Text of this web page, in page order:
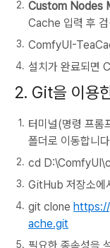
Custom Nodes
Cache 입력 후
ComfyUI-
설치가 완료되면
2. Git을 이용
터미널(명령 프롬
폴더로 이동합니
cd
GitHub 저장소에
git clone
ache.git